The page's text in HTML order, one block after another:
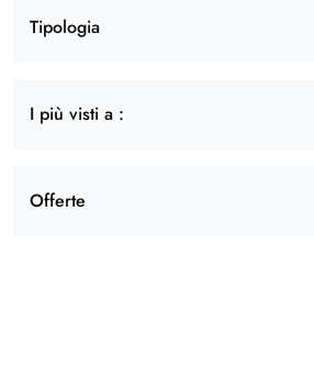
Tipologia
I più visti a :
Offerte